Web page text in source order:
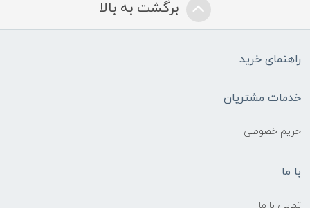
برگشت به بالا
راهنمای خرید
خدمات مشتریان
حریم خصوصی
با ما